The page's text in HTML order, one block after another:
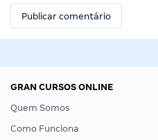
GRAN CURSOS ONLINE
Quem Somos
Como Funciona